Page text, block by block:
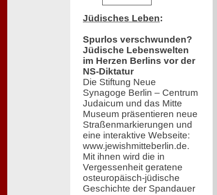
Jüdisches Leben:
Spurlos verschwunden?
Jüdische Lebenswelten
im Herzen Berlins vor der
NS-Diktatur
Die Stiftung Neue
Synagoge Berlin – Centrum
Judaicum und das Mitte
Museum präsentieren neue
Straßenmarkierungen und
eine interaktive Webseite:
www.jewishmitteberlin.de.
Mit ihnen wird die in
Vergessenheit geratene
osteuropäisch-jüdische
Geschichte der Spandauer